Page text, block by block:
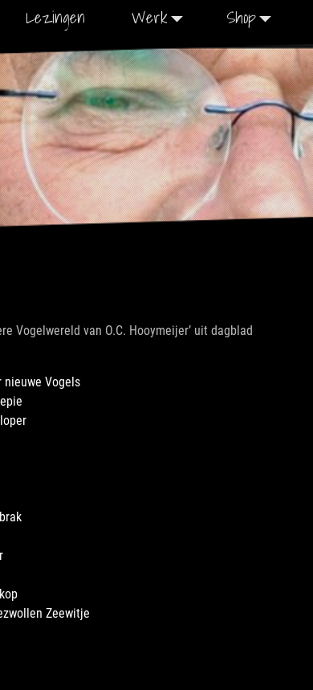
Lezingen Werk Shop
Vogelwereld van O.C. Hooymeijer’ uit dagblad
nieuwe Vogels
Zeewitje